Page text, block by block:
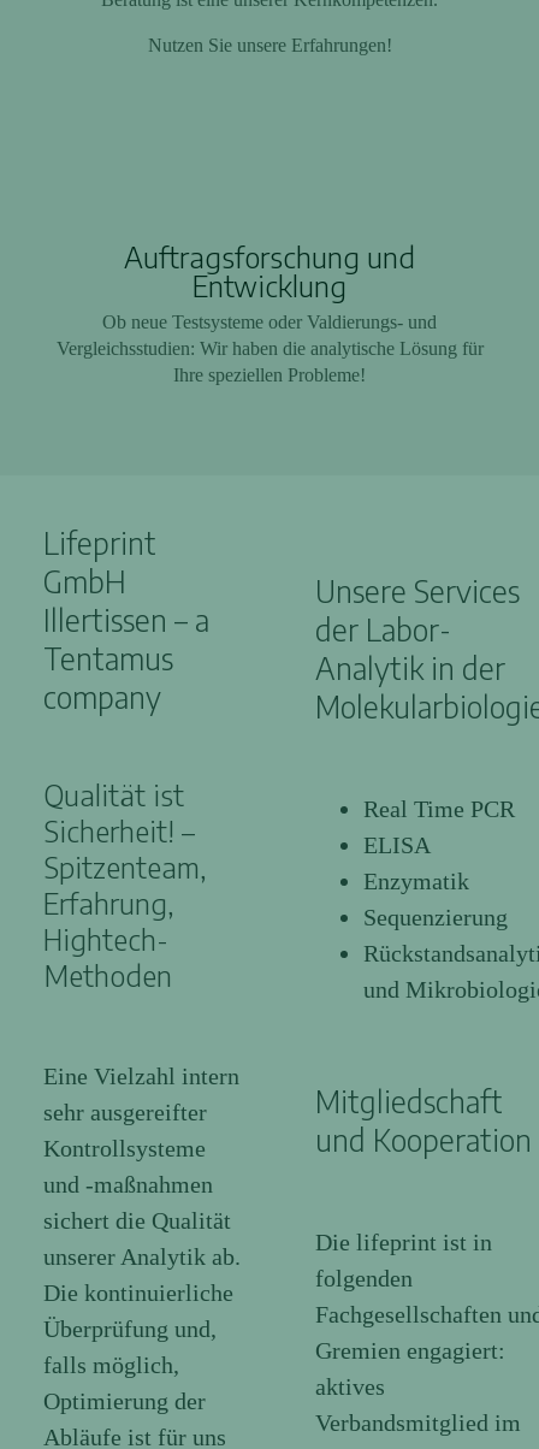
Nutzen Sie unsere Erfahrungen!
Auftragsforschung und
Entwicklung
Ob neue Testsysteme oder Valdierungs- und
Vergleichsstudien: Wir haben die analytische Lösung für
Ihre speziellen Probleme!
Lifeprint
GmbH
Illertissen – a
Tentamus
company
Qualität ist
Sicherheit! –
Spitzenteam,
Erfahrung,
Hightech-
Methoden
Eine Vielzahl intern
sehr ausgereifter
Kontrollsysteme
und -maßnahmen
sichert die Qualität
unserer Analytik ab.
Die kontinuierliche
Überprüfung und,
falls möglich,
Optimierung der
Abläufe ist für uns
Unsere Services
der Labor-
Analytik in der
Real Time PCR
ELISA
Enzymatik
Sequenzierung
und
Mitgliedschaft
und Kooperation
Die lifeprint ist in
folgenden
Fachgesellschaften
Gremien engagiert:
aktives
Verbandsmitglied im